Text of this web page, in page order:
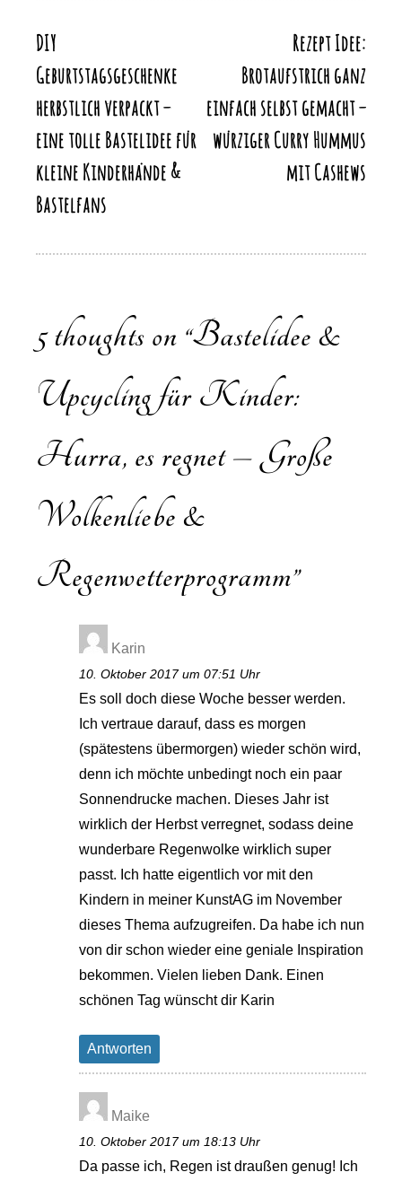
Beitragsnavigation
DIY
Geburtstagsgeschenke
herbstlich verpackt –
eine tolle Bastelidee für
kleine Kinderhände &
Bastelfans
Rezept Idee:
Brotaufstrich ganz
einfach selbst gemacht –
würziger Curry Hummus
mit Cashews
5 thoughts on “Bastelidee &
Upcycling für Kinder:
Hurra, es regnet – Große
Wolkenliebe &
Regenwetterprogramm”
Karin
10. Oktober 2017 um 07:51 Uhr
Es soll doch diese Woche besser werden.
Ich vertraue darauf, dass es morgen
(spätestens übermorgen) wieder schön wird,
denn ich möchte unbedingt noch ein paar
Sonnendrucke machen. Dieses Jahr ist
wirklich der Herbst verregnet, sodass deine
wunderbare Regenwolke wirklich super
passt. Ich hatte eigentlich vor mit den
Kindern in meiner KunstAG im November
dieses Thema aufzugreifen. Da habe ich nun
von dir schon wieder eine geniale Inspiration
bekommen. Vielen lieben Dank. Einen
schönen Tag wünscht dir Karin
Antworten
Maike
10. Oktober 2017 um 18:13 Uhr
Da passe ich, Regen ist draußen genug! Ich